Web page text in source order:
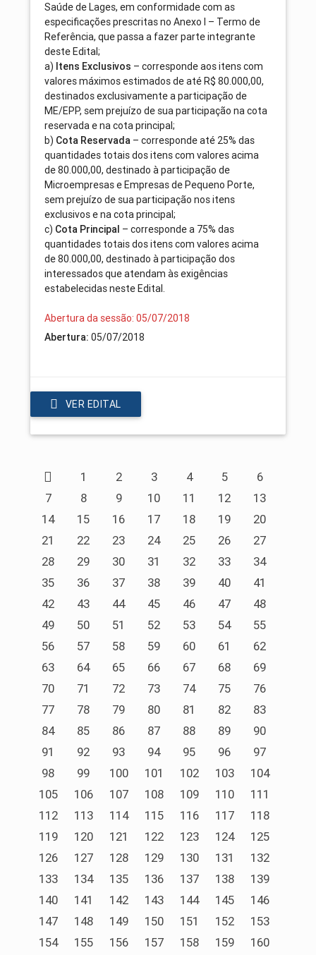
Saúde de Lages, em conformidade com as
especificações prescritas no Anexo I – Termo de
Referência, que passa a fazer parte integrante
deste Edital;
a) Itens Exclusivos – corresponde aos itens com
valores máximos estimados de até R$ 80.000,00,
destinados exclusivamente a participação de
ME/EPP, sem prejuízo de sua participação na cota
reservada e na cota principal;
b) Cota Reservada – corresponde até 25% das
quantidades totais dos itens com valores acima
de 80.000,00, destinado à participação de
Microempresas e Empresas de Pequeno Porte,
sem prejuízo de sua participação nos itens
exclusivos e na cota principal;
c) Cota Principal – corresponde a 75% das
quantidades totais dos itens com valores acima
de 80.000,00, destinado à participação dos
interessados que atendam às exigências
estabelecidas neste Edital.
Abertura da sessão: 05/07/2018
Abertura: 05/07/2018
VER EDITAL
1 2 3 4 5
6
7
8 9 10 11 12
13
14
15 16 17 18 19
20
21
22 23 24 25 26
27
28
29 30 31 32 33
34
35
36 37 38 39 40
41
42
43 44 45 46 47
48
49
50 51 52 53 54
55
56
57 58 59 60 61
62
63
64 65 66 67 68
69
70
71 72 73 74 75
76
77
78 79 80 81 82
83
84
85 86 87 88 89
90
91
92 93 94 95 96
97
98
99 100 101 102 103
104
105
106 107 108 109 110
111
112
113 114 115 116 117
118
119
120 121 122 123 124
125
126
127 128 129 130 131
132
133
134 135 136 137 138
139
140
141 142 143 144 145
146
147
148 149 150 151 152
153
154
155 156 157 158 159
160